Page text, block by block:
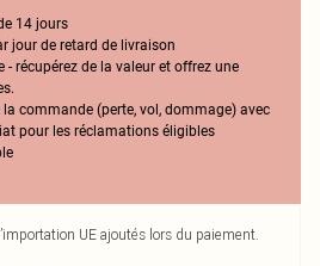
14 jours
jour de retard de livraison
- récupérez de la valeur et offrez une
commande (perte, vol, dommage) avec
pour les réclamations éligibles
UE ajoutés lors du paiement.